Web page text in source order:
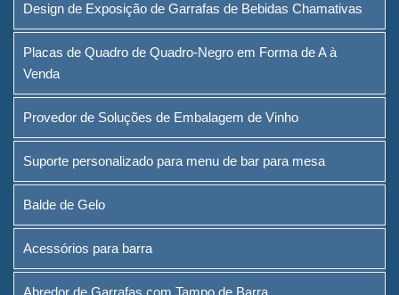
Design de Exposição de Garrafas de Bebidas Chamativas
Placas de Quadro de Quadro-Negro em Forma de A à
Venda
Provedor de Soluções de Embalagem de Vinho
Suporte personalizado para menu de bar para mesa
Balde de Gelo
Acessórios para barra
Abredor de Garrafas com Tampo de Barra